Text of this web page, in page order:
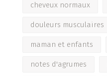
cheveux normaux
douleurs musculaires
maman et enfants
notes d'agrumes